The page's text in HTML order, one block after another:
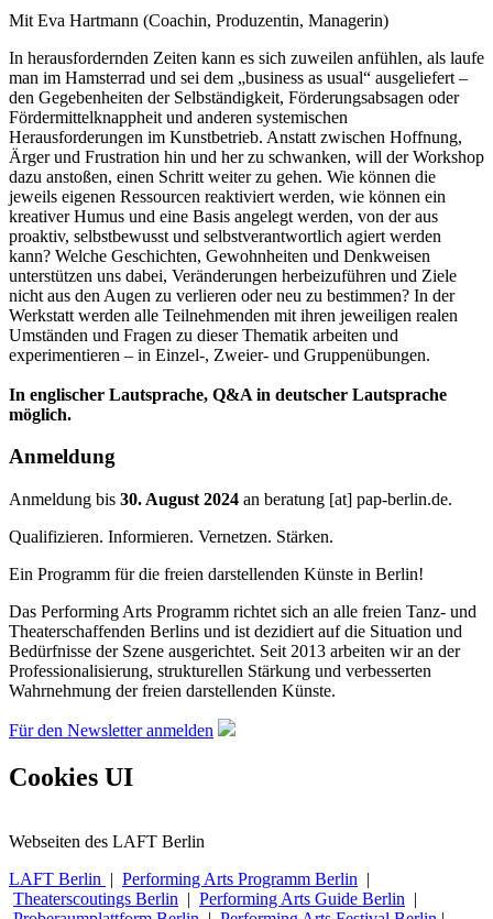
Mit Eva Hartmann (Coachin, Produzentin, Managerin)
In herausfordernden Zeiten kann es sich zuweilen anfühlen, als laufe
man im Hamsterrad und sei dem „business as usual“ ausgeliefert –
den Gegebenheiten der Selbständigkeit, Förderungsabsagen oder
Fördermittelknappheit und anderen systemischen
Herausforderungen im Kunstbetrieb. Anstatt zwischen Hoffnung,
Ärger und Frustration hin und her zu schwanken, will der Workshop
dazu anstoßen, einen Schritt weiter zu gehen. Wie können die
jeweils eigenen Ressourcen reaktiviert werden, wie können ein
kreativer Humus und eine Basis angelegt werden, von der aus
proaktiv, selbstbewusst und selbstverantwortlich agiert werden
kann? Welche Geschichten, Gewohnheiten und Denkweisen
unterstützen uns dabei, Veränderungen herbeizuführen und Ziele
nicht aus den Augen zu verlieren oder neu zu bestimmen? In der
Werkstatt werden alle Teilnehmenden mit ihren jeweiligen realen
Umständen und Fragen zu dieser Thematik arbeiten und
experimentieren – in Einzel-, Zweier- und Gruppenübungen.
In englischer Lautsprache, Q&A in deutscher Lautsprache
möglich.
Anmeldung
Anmeldung bis 30. August 2024 an beratung [at] pap-berlin.de.
Qualifizieren. Informieren. Vernetzen. Stärken.
Ein Programm für die freien darstellenden Künste in Berlin!
Das Performing Arts Programm richtet sich an alle freien Tanz- und
Theaterschaffenden Berlins und ist dezidiert auf die Situation und
Bedürfnisse der Szene ausgerichtet. Seit 2013 arbeiten wir an der
Professionalisierung, strukturellen Stärkung und verbesserten
Wahrnehmung der freien darstellenden Künste.
Für den Newsletter anmelden
Cookies UI
Webseiten des LAFT Berlin
LAFT Berlin | Performing Arts Programm Berlin |
Theaterscoutings Berlin | Performing Arts Guide Berlin |